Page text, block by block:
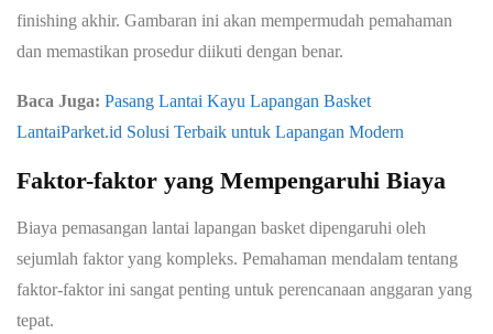
finishing akhir. Gambaran ini akan mempermudah pemahaman
dan memastikan prosedur diikuti dengan benar.
Baca Juga: Pasang Lantai Kayu Lapangan Basket
LantaiParket.id Solusi Terbaik untuk Lapangan Modern
Faktor-faktor yang Mempengaruhi Biaya
Biaya pemasangan lantai lapangan basket dipengaruhi oleh
sejumlah faktor yang kompleks. Pemahaman mendalam tentang
faktor-faktor ini sangat penting untuk perencanaan anggaran yang
tepat.